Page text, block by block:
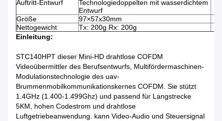
Auftritt-Entwurf
Technologiedoppelten mit wasserdichtem
Entwurf
Größe
97×57x30mm
Nettogewicht
Tx: 200g Rx: 200g
Einleitung:
STC140HPT dieser Mini-HD drahtlose COFDM
Videoübermittler des Berufsentwurfs, Multifördermaschinen-
Modulationstechnologie des uav-
Brummenmobilkommunikationskernes COFDM. Sie stützt
1.4GHz (1.400-1.499Ghz) und passend für Langstrecke
5KM, hohen Codestrom und drahtlose
Luftgetriebeanwendung. kann Video-Audio und Steuersignal